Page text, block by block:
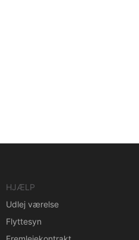
HJÆLP
Udlej værelse
Flyttesyn